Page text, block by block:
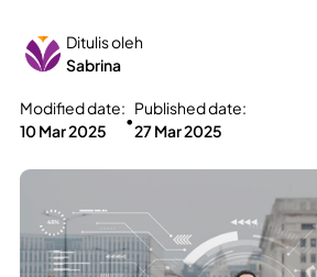
Ditulis oleh
Sabrina
Modified date:
10 Mar 2025
•
Published date:
27 Mar 2025